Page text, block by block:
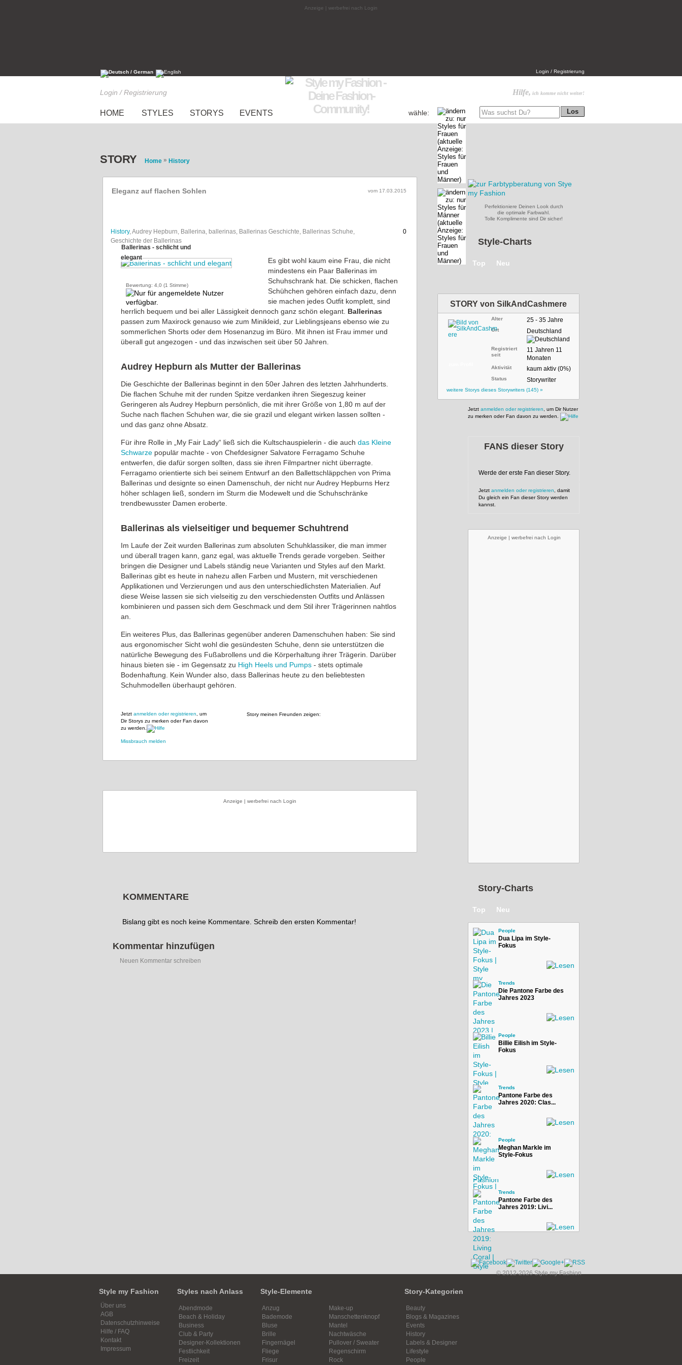
Anzeige | werbefrei nach Login
Login / Registrierung
Hilfe, ich komme nicht weiter!
Login / Registrierung
HOME STYLES STORYS EVENTS wähle:
STORY Home » History
Eleganz auf flachen Sohlen vom 17.03.2015
History, Audrey Hepburn, Ballerina, ballerinas, Ballerinas Geschichte, Ballerinas Schuhe,
Geschichte der Ballerinas
0
Ballerinas - schlicht und
elegant
Bewertung: 4,0 (1 Stimme)
Es gibt wohl kaum eine Frau, die nicht
mindestens ein Paar Ballerinas im
Schuhschrank hat. Die schicken, flachen
Schühchen gehören einfach dazu, denn
sie machen jedes Outfit komplett, sind
herrlich bequem und bei aller Lässigkeit dennoch ganz schön elegant. Ballerinas
passen zum Maxirock genauso wie zum Minikleid, zur Lieblingsjeans ebenso wie zu
sommerlichen Shorts oder dem Hosenanzug im Büro. Mit ihnen ist Frau immer und
überall gut angezogen - und das inzwischen seit über 50 Jahren.
Audrey Hepburn als Mutter der Ballerinas
Die Geschichte der Ballerinas beginnt in den 50er Jahren des letzten Jahrhunderts.
Die flachen Schuhe mit der runden Spitze verdanken ihren Siegeszug keiner
Geringeren als Audrey Hepburn persönlich, die mit ihrer Größe von 1,80 m auf der
Suche nach flachen Schuhen war, die sie grazil und elegant wirken lassen sollten -
und das ganz ohne Absatz.
Für ihre Rolle in „My Fair Lady“ ließ sich die Kultschauspielerin - die auch das Kleine
Schwarze populär machte - von Chefdesigner Salvatore Ferragamo Schuhe
entwerfen, die dafür sorgen sollten, dass sie ihren Filmpartner nicht überragte.
Ferragamo orientierte sich bei seinem Entwurf an den Ballettschläppchen von Prima
Ballerinas und designte so einen Damenschuh, der nicht nur Audrey Hepburns Herz
höher schlagen ließ, sondern im Sturm die Modewelt und die Schuhschränke
trendbewusster Damen eroberte.
Ballerinas als vielseitiger und bequemer Schuhtrend
Im Laufe der Zeit wurden Ballerinas zum absoluten Schuhklassiker, die man immer
und überall tragen kann, ganz egal, was aktuelle Trends gerade vorgeben. Seither
bringen die Designer und Labels ständig neue Varianten und Styles auf den Markt.
Ballerinas gibt es heute in nahezu allen Farben und Mustern, mit verschiedenen
Applikationen und Verzierungen und aus den unterschiedlichsten Materialien. Auf
diese Weise lassen sie sich vielseitig zu den verschiedensten Outfits und Anlässen
kombinieren und passen sich dem Geschmack und dem Stil ihrer Trägerinnen nahtlos
an.
Ein weiteres Plus, das Ballerinas gegenüber anderen Damenschuhen haben: Sie sind
aus ergonomischer Sicht wohl die gesündesten Schuhe, denn sie unterstützen die
natürliche Bewegung des Fußabrollens und die Körperhaltung ihrer Trägerin. Darüber
hinaus bieten sie - im Gegensatz zu High Heels und Pumps - stets optimale
Bodenhaftung. Kein Wunder also, dass Ballerinas heute zu den beliebtesten
Schuhmodellen überhaupt gehören.
Story meinen Freunden zeigen:
Jetzt anmelden oder registrieren , um
Dir Storys zu merken oder Fan davon
zu werden.
Missbrauch melden
Anzeige | werbefrei nach Login
KOMMENTARE
Bislang gibt es noch keine Kommentare. Schreib den ersten Kommentar!
Kommentar hinzufügen
Neuen Kommentar schreiben
Perfektioniere Deinen Look durch
die optimale Farbwahl.
Tolle Komplimente sind Dir sicher!
Style-Charts
Top Neu
STORY von SilkAndCashmere
Alter 25 - 35 Jahre
Ort Deutschland
Registriert
seit
11 Jahren 11
Monaten
Aktivität kaum aktiv (0%)
Status Storywriter
weitere Storys dieses Storywriters (145) »
Jetzt anmelden oder registrieren , um Dir Nutzer
zu merken oder Fan davon zu werden.
FANS dieser Story
Werde der erste Fan dieser Story.
Jetzt anmelden oder registrieren , damit
Du gleich ein Fan dieser Story werden
kannst.
Anzeige | werbefrei nach Login
Story-Charts
Top Neu
People
Dua Lipa im Style-
Fokus
Trends
Die Pantone Farbe des
Jahres 2023
People
Billie Eilish im Style-
Fokus
Trends
Pantone Farbe des
Jahres 2020: Clas...
People
Meghan Markle im
Style-Fokus
Trends
Pantone Farbe des
Jahres 2019: Livi...
© 2012-2026 Style my Fashion
Style my Fashion
Über uns
AGB
Datenschutzhinweise
Hilfe / FAQ
Kontakt
Impressum
Styles nach Anlass
Abendmode
Beach & Holiday
Business
Club & Party
Designer-Kollektionen
Festlichkeit
Freizeit
Style-Elemente
Anzug
Bademode
Bluse
Brille
Fingernägel
Fliege
Frisur
Make-up
Manschettenknopf
Mantel
Nachtwäsche
Pullover / Sweater
Regenschirm
Rock
Story-Kategorien
Beauty
Blogs & Magazines
Events
History
Labels & Designer
Lifestyle
People